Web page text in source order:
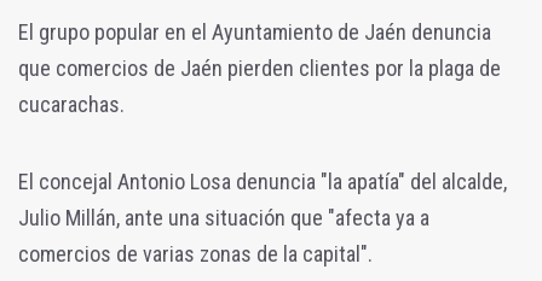
El grupo popular en el Ayuntamiento de Jaén denuncia
que comercios de Jaén pierden clientes por la plaga de
cucarachas.
El concejal Antonio Losa denuncia "la apatía" del alcalde,
Julio Millán, ante una situación que "afecta ya a
comercios de varias zonas de la capital".